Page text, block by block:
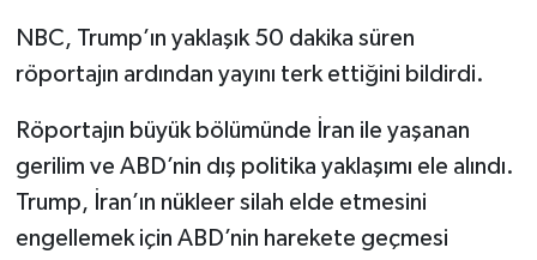
NBC, Trump’ın yaklaşık 50 dakika süren
röportajın ardından yayını terk ettiğini bildirdi.
Röportajın büyük bölümünde İran ile yaşanan
gerilim ve ABD’nin dış politika yaklaşımı ele alındı.
Trump, İran’ın nükleer silah elde etmesini
engellemek için ABD’nin harekete geçmesi